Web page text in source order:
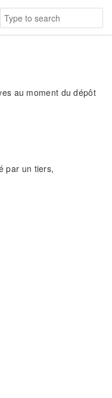
au moment du dépôt
par un tiers,